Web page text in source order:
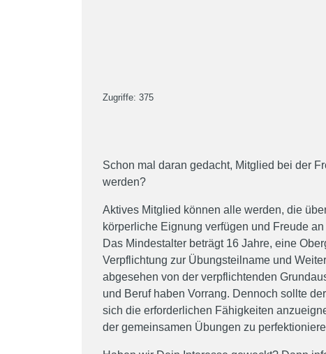
Zugriffe: 375
Schon mal daran gedacht, Mitglied bei der
werden?
Aktives Mitglied können alle werden, die
körperliche Eignung verfügen und Freude
Das Mindestalter beträgt 16 Jahre, eine
Verpflichtung zur Übungsteilname und
abgesehen von der verpflichtenden
und Beruf haben Vorrang. Dennoch sollte
sich die erforderlichen Fähigkeiten
der gemeinsamen Übungen zu